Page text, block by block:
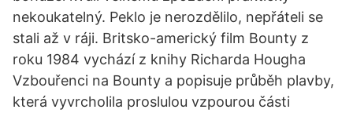
nekoukatelný. Peklo je nerozdělilo, nepřáteli se
stali až v ráji. Britsko-americký film Bounty z
roku 1984 vychází z knihy Richarda Hougha
Vzbouřenci na Bounty a popisuje průběh plavby,
která vyvrcholila proslulou vzpourou části